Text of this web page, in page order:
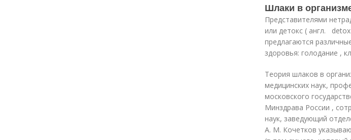
Шлаки в
Представителями
или детокс ( англ.
предлагаются
здоровья: голодание ,
Теория шлаков в
медицинских наук,
московского
Минздрава России ,
наук, заведующий
А. М. Кочетков